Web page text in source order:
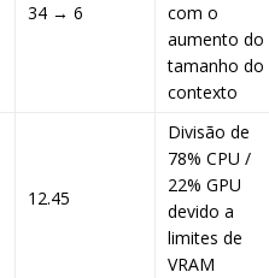
34 → 6
com o
aumento do
tamanho do
contexto
12.45
Divisão de
78% CPU /
22% GPU
devido a
limites de
VRAM